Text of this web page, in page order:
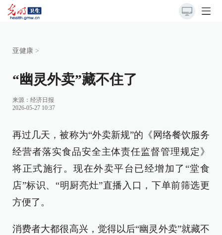
亚健康 >
“幽灵外卖”藏不住了
来源： 经济日报
2026-05-27 10:37
再过几天，被称为“外卖新规”的《网络餐饮服务
经营者落实食品安全主体责任监督管理规定》
将正式施行。现在外卖平台已经增加了“堂食
店”标识、“明厨亮灶”直播入口，下单前筛选更
方便了。
消费者大都很高兴，觉得以后“幽灵外卖”就藏不